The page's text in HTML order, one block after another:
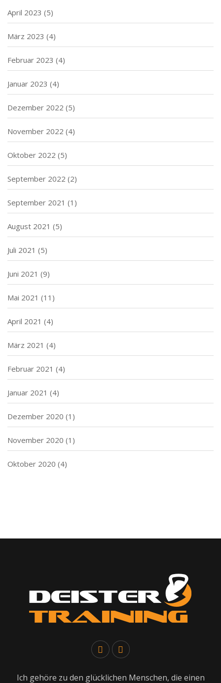
April 2023 (5)
März 2023 (4)
Februar 2023 (4)
Januar 2023 (4)
Dezember 2022 (5)
November 2022 (4)
Oktober 2022 (5)
September 2022 (2)
September 2021 (1)
August 2021 (5)
Juli 2021 (5)
Juni 2021 (9)
Mai 2021 (11)
April 2021 (4)
März 2021 (4)
Februar 2021 (4)
Januar 2021 (4)
Dezember 2020 (1)
November 2020 (1)
Oktober 2020 (4)
Ich gehöre zu den glücklichen Menschen, die einen